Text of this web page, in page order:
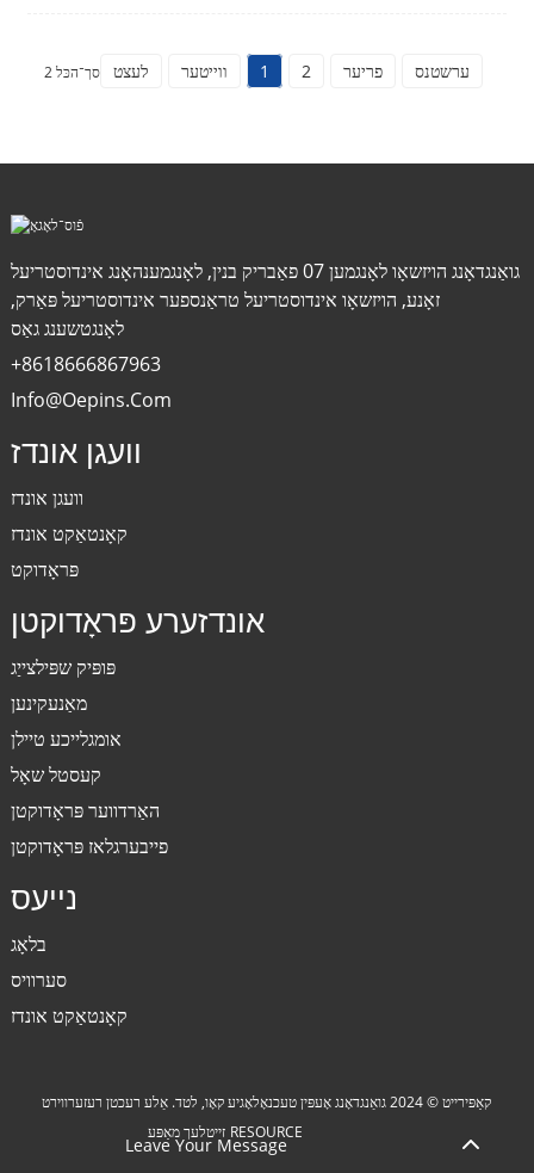
ערשטנס פריער 1 2 ווייטער לעצט סך־הכּל 2
גואַנגדאָנג הויזשאָו לאָנגמען 07 פאַבריק בנין, לאָנגמענהאָנג אינדוסטריעל
זאָנע, הויזשאָו אינדוסטריעל טראַנספער אינדוסטריעל פּאַרק,
לאָנגטשענג גאַס
+8618666867963
Info@oepins.com
וועגן אונדז
וועגן אונדז
קאָנטאַקט אונדז
פּראָדוקט
אונדזערע פּראָדוקטן
פּופּיק שפּילצייַג
מאַנעקינען
אומגלייכע טיילן
קעסטל שאָל
האַרדווער פּראָדוקטן
פייבערגלאז פּראָדוקטן
נייעס
בלאָג
סערוויס
קאָנטאַקט אונדז
קאַפּירייט © 2024 גואַנגדאָנג אָעפּין טעכנאָלאָגיע קאָו, לטד. אַלע רעכטן רעזערווירט
זייטלעך מאַפּע RESOURCE
Leave Your Message